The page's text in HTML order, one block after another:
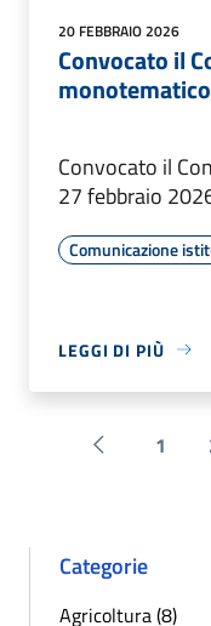
20 FEBBRAIO 2026
Convocato il
monotematico
Convocato il
27 febbraio
Comunicazione
LEGGI DI PIÙ
Pagina 1
Categorie
Agricoltura (8)